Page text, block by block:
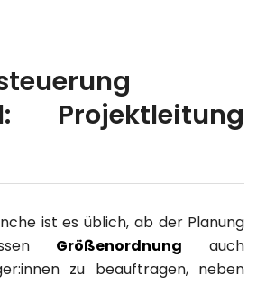
Projektleitung
ist es üblich, ab der Planung
Größenordnung auch
zu beauftragen, neben